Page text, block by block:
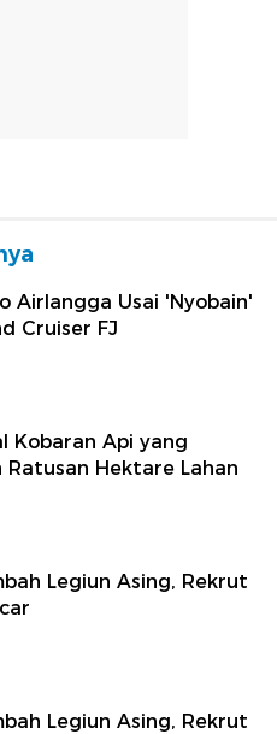
Airlangga Usai 'Nyobain'
Cruiser FJ
Kobaran Api yang
Ratusan Hektare Lahan
Legiun Asing, Rekrut
Legiun Asing, Rekrut